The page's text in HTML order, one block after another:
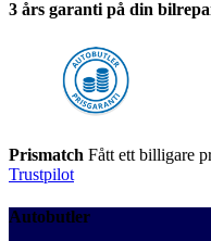
3 års garanti på din
Prismatch Fått ett billigare
Trustpilot
Autobutler